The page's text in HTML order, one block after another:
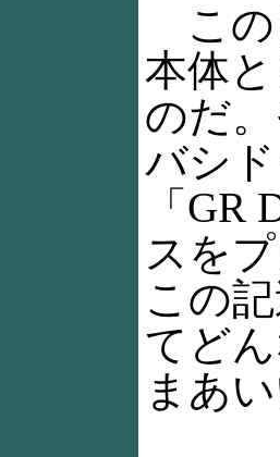
この
本体
のだ
バシ
「
スを
この
てど
まあ